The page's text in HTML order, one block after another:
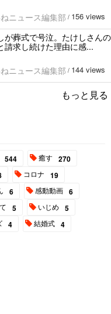
ニュース編集部 / 156 views
が葬式で号泣。たけしさんの
請求し続けた理由に感...
ニュース編集部 / 144 views
もっと見る
544 癒す 270
コロナ 19
6 感動動画 6
5 いじめ 5
4 結婚式 4